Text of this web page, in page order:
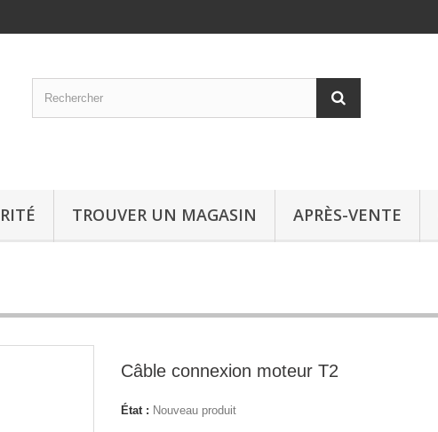
TROUVER UN MAGASIN APRÈS-VENTE
Câble connexion moteur T2
État : Nouveau produit